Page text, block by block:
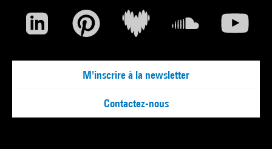
M'inscrire à la newsletter
Contactez-nous